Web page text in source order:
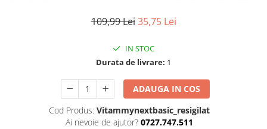
Suporturi ortopedice si orteze
Ingrijire personala & cosmetice
Cantare corporale
Ingrjire faciala
Manichiura-pedichiura
109,99 Lei 35,75 Lei
IN STOC
Durata de livrare: 1
ADAUGA IN COS
Cod Produs: Vitammynextbasic_resigilat
Ai nevoie de ajutor? 0727.747.511